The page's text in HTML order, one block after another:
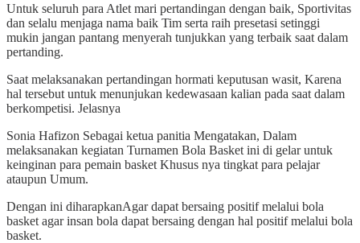
Untuk seluruh para Atlet mari pertandingan dengan baik, Sportivitas
dan selalu menjaga nama baik Tim serta raih presetasi setinggi
mukin jangan pantang menyerah tunjukkan yang terbaik saat dalam
pertanding.
Saat melaksanakan pertandingan hormati keputusan wasit, Karena
hal tersebut untuk menunjukan kedewasaan kalian pada saat dalam
berkompetisi. Jelasnya
Sonia Hafizon Sebagai ketua panitia Mengatakan, Dalam
melaksanakan kegiatan Turnamen Bola Basket ini di gelar untuk
keinginan para pemain basket Khusus nya tingkat para pelajar
ataupun Umum.
Dengan ini diharapkanAgar dapat bersaing positif melalui bola
basket agar insan bola dapat bersaing dengan hal positif melalui bola
basket.